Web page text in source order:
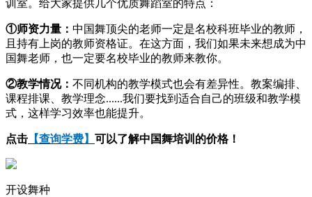
训室。给大家提供几个优质舞蹈室的特点：
①师资力量： 中国舞顶尖的老师一定是名校科班毕业的教师，
且持有上岗的教师资格证。在这方面，我们如果未来想成为中
国舞老师，也一定要名校毕业的教师来教你。
②教学情况： 不同机构的教学模式也会有差异性。教案编排、
课程排课、教学理念......我们要找到适合自己的班级和教学模
式，这样学习效率也能提升。
点击 【查询学费】 可以了解中国舞培训的价格！
开设舞种